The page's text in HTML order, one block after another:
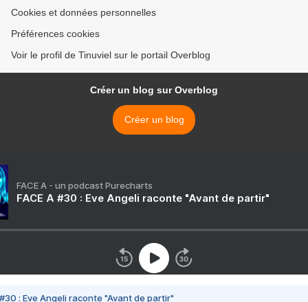
Cookies et données personnelles
Préférences cookies
Voir le profil de Tinuviel sur le portail Overblog
Créer un blog sur Overblog
Créer un blog
FACE A - un podcast Purecharts
FACE A #30 : Eve Angeli raconte "Avant de partir"
#30 : Eve Angeli raconte "Avant de partir"